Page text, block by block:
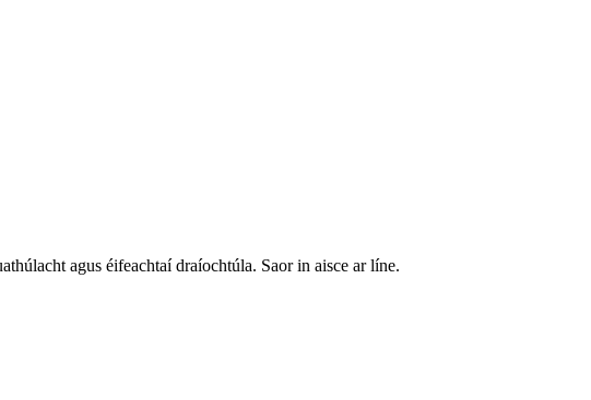
agus éifeachtaí draíochtúla. Saor in aisce ar líne.